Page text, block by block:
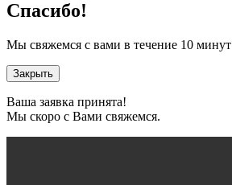
Спасибо!
Мы свяжемся с вами в течение 10 минут
Закрыть
Ваша заявка принята!
Мы скоро с Вами свяжемся.